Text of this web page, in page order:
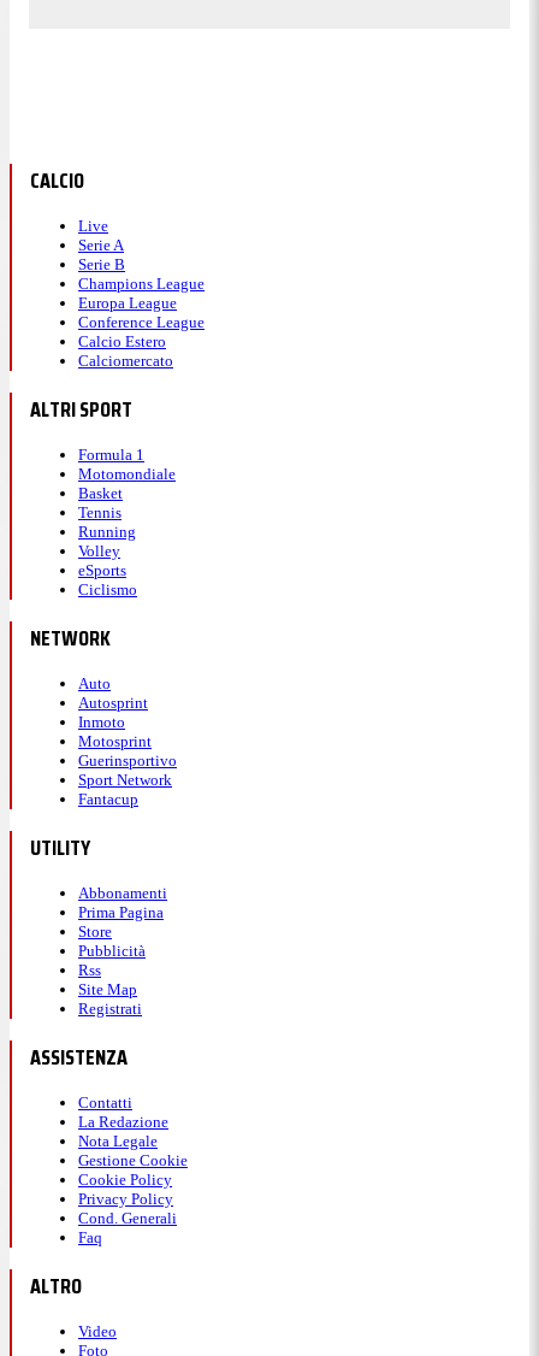
CALCIO
Live
Serie A
Serie B
Champions League
Europa League
Conference League
Calcio Estero
Calciomercato
ALTRI SPORT
Formula 1
Motomondiale
Basket
Tennis
Running
Volley
eSports
Ciclismo
NETWORK
Auto
Autosprint
Inmoto
Motosprint
Guerinsportivo
Sport Network
Fantacup
UTILITY
Abbonamenti
Prima Pagina
Store
Pubblicità
Rss
Site Map
Registrati
ASSISTENZA
Contatti
La Redazione
Nota Legale
Gestione Cookie
Cookie Policy
Privacy Policy
Cond. Generali
Faq
ALTRO
Video
Foto